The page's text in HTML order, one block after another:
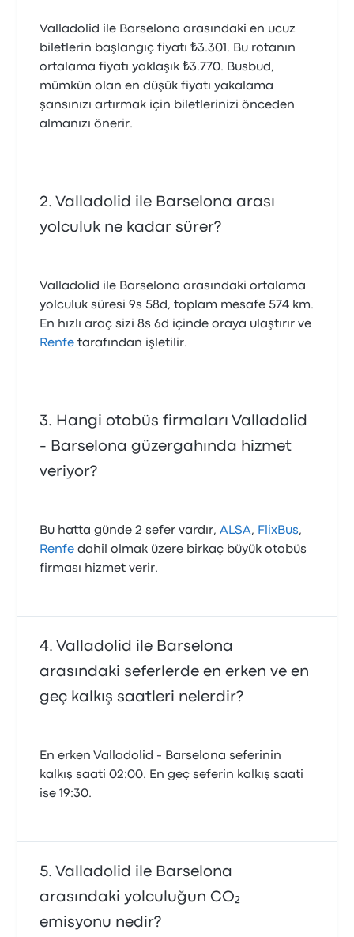
Valladolid ile Barselona arasındaki en ucuz
biletlerin başlangıç fiyatı ₺3.301. Bu rotanın
ortalama fiyatı yaklaşık ₺3.770. Busbud,
mümkün olan en düşük fiyatı yakalama
şansınızı artırmak için biletlerinizi önceden
almanızı önerir.
Valladolid ile Barselona arası
yolculuk ne kadar sürer?
Valladolid ile Barselona arasındaki ortalama
yolculuk süresi 9s 58d, toplam mesafe 574 km.
En hızlı araç sizi 8s 6d içinde oraya ulaştırır ve
Renfe tarafından işletilir.
Hangi otobüs firmaları Valladolid
- Barselona güzergahında hizmet
veriyor?
Bu hatta günde 2 sefer vardır,ALSA, FlixBus,
Renfe dahil olmak üzere birkaç büyük otobüs
firması hizmet verir.
Valladolid ile Barselona
arasındaki seferlerde en erken ve en
geç kalkış saatleri nelerdir?
En erken Valladolid - Barselona seferinin
kalkış saati 02:00. En geç seferin kalkış saati
ise 19:30.
Valladolid ile Barselona
arasındaki yolculuğun CO₂
emisyonu nedir?